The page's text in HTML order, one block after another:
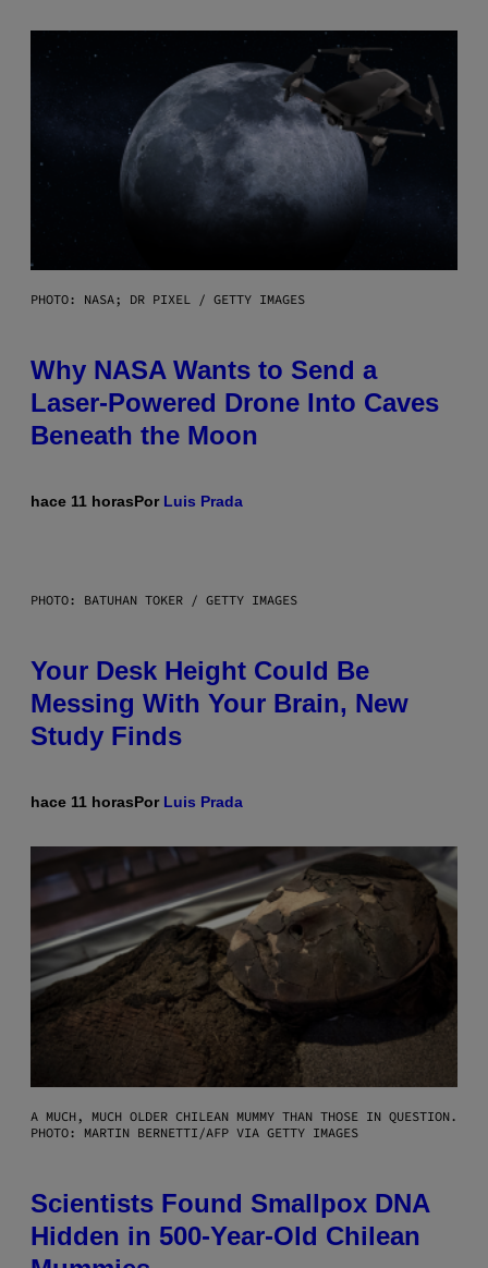
PHOTO: NASA; DR PIXEL / GETTY IMAGES
Why NASA Wants to Send a
Laser-Powered Drone Into Caves
Beneath the Moon
hace 11 horasPor Luis Prada
PHOTO: BATUHAN TOKER / GETTY IMAGES
Your Desk Height Could Be
Messing With Your Brain, New
Study Finds
hace 11 horasPor Luis Prada
A MUCH, MUCH OLDER CHILEAN MUMMY THAN THOSE IN QUESTION.
PHOTO: MARTIN BERNETTI/AFP VIA GETTY IMAGES
Scientists Found Smallpox DNA
Hidden in 500-Year-Old Chilean